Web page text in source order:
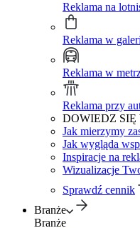
Reklama na
Reklama w
Reklama w
Reklama przy
DOWIEDZ SIĘ
Jak mierzymy
Jak wygląda
Inspiracje na
Wizualizacje
Sprawdź cennik
Branże
Branże